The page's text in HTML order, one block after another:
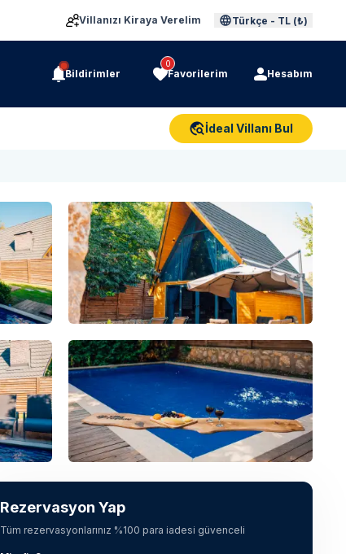
Villanızı Kiraya Verelim Türkçe - TL (₺)
Bildirimler
0
Favorilerim Hesabım
İdeal Villanı Bul
Tüm fotoğrafları gör
Rezervasyon Yap
Tüm rezervasyonlarınız %100 para iadesi güvenceli